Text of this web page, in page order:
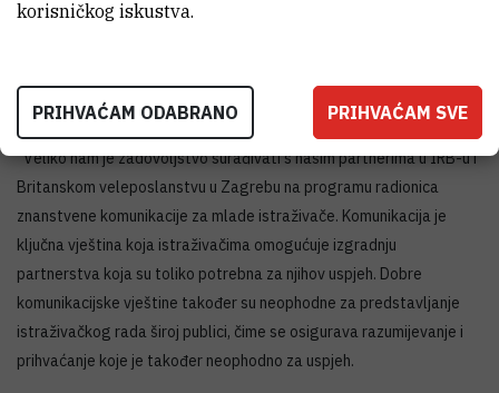
''Veliko nam je zadovoljstvo surađivati s našim partnerima u IRB-u i
Britanskom veleposlanstvu u Zagrebu na programu radionica
znanstvene komunikacije za mlade istraživače. Komunikacija je
ključna vještina koja istraživačima omogućuje izgradnju
partnerstva koja su toliko potrebna za njihov uspjeh. Dobre
komunikacijske vještine također su neophodne za predstavljanje
istraživačkog rada široj publici, čime se osigurava razumijevanje i
prihvaćanje koje je također neophodno za uspjeh.
korisničkog iskustva.
PRIHVAĆAM ODABRANO PRIHVAĆAM SVE